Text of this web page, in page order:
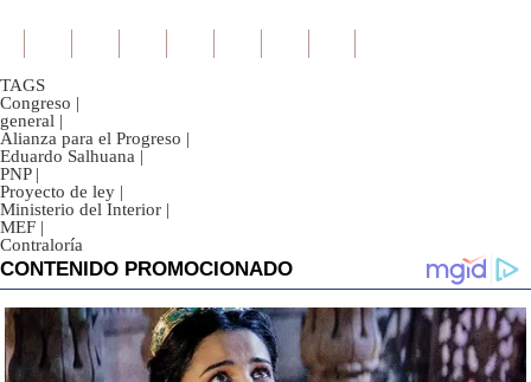
TAGS
Congreso |
general |
Alianza para el Progreso |
Eduardo Salhuana |
PNP |
Proyecto de ley |
Ministerio del Interior |
MEF |
Contraloría